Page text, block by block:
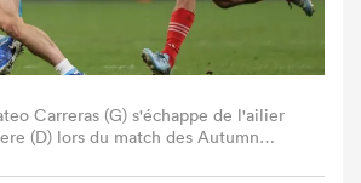
Carreras (G) s'échappe de l'ailier
(D) lors du match des Autumn